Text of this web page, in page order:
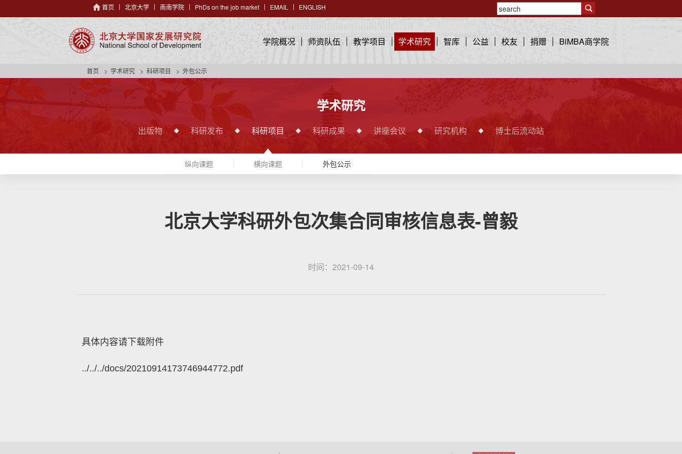
首页 北京大学 南南学院 PhDs on the job market EMAIL ENGLISH
学院概况 师资队伍 教学项目 学术研究 智库 公益 校友 捐赠 BiMBA商学院
首页 学术研究 科研项目 外包公示
学术研究
出版物 科研发布 科研项目 科研成果 讲座会议 研究机构 博士后流动站
纵向课题 横向课题 外包公示
北京大学科研外包次集合同审核信息表-曾毅
时间：2021-09-14
具体内容请下载附件
../../../docs/20210914173746944772.pdf